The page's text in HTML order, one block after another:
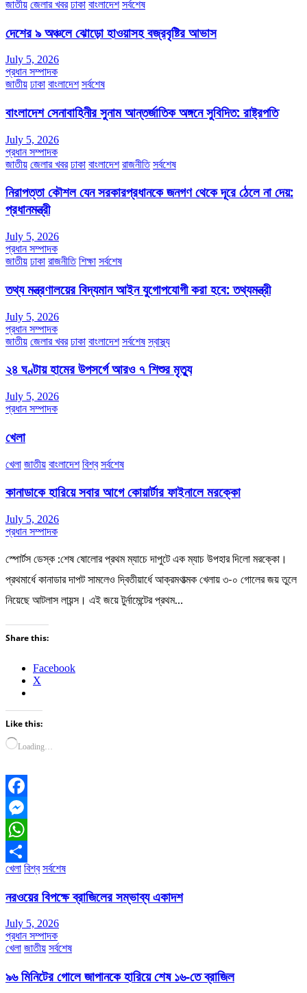
জাতীয় জেলার খবর ঢাকা বাংলাদেশ সর্বশেষ
দেশের ৯ অঞ্চলে ঝোড়ো হাওয়াসহ বজ্রবৃষ্টির আভাস
July 5, 2026
প্রধান সম্পাদক
জাতীয় ঢাকা বাংলাদেশ সর্বশেষ
বাংলাদেশ সেনাবাহিনীর সুনাম আন্তর্জাতিক অঙ্গনে সুবিদিত: রাষ্ট্রপতি
July 5, 2026
প্রধান সম্পাদক
জাতীয় জেলার খবর ঢাকা বাংলাদেশ রাজনীতি সর্বশেষ
নিরাপত্তা কৌশল যেন সরকারপ্রধানকে জনগণ থেকে দূরে ঠেলে না দেয়:
প্রধানমন্ত্রী
July 5, 2026
প্রধান সম্পাদক
জাতীয় ঢাকা রাজনীতি শিক্ষা সর্বশেষ
তথ্য মন্ত্রণালয়ের বিদ্যমান আইন যুগোপযোগী করা হবে: তথ্যমন্ত্রী
July 5, 2026
প্রধান সম্পাদক
জাতীয় জেলার খবর ঢাকা বাংলাদেশ সর্বশেষ স্বাস্থ্য
২৪ ঘণ্টায় হামের উপসর্গে আরও ৭ শিশুর মৃত্যু
July 5, 2026
প্রধান সম্পাদক
খেলা
খেলা জাতীয় বাংলাদেশ বিশ্ব সর্বশেষ
কানাডাকে হারিয়ে সবার আগে কোয়ার্টার ফাইনালে মরক্কো
July 5, 2026
প্রধান সম্পাদক
স্পোর্টস ডেস্ক :শেষ ষোলোর প্রথম ম্যাচে দাপুটে এক ম্যাচ উপহার দিলো মরক্কো।
প্রথমার্ধে কানাডার দাপট সামলেও দ্বিতীয়ার্ধে আক্রমণাত্মক খেলায় ৩-০ গোলের জয় তুলে
নিয়েছে আটলাস লায়ন্স। এই জয়ে টুর্নামেন্টের প্রথম…
Share this:
Facebook
X
Like this:
Loading…
Facebook
Messenger
WhatsApp
Share
খেলা বিশ্ব সর্বশেষ
নরওয়ের বিপক্ষে ব্রাজিলের সম্ভাব্য একাদশ
July 5, 2026
প্রধান সম্পাদক
খেলা জাতীয় সর্বশেষ
৯৬ মিনিটের গোলে জাপানকে হারিয়ে শেষ ১৬-তে ব্রাজিল